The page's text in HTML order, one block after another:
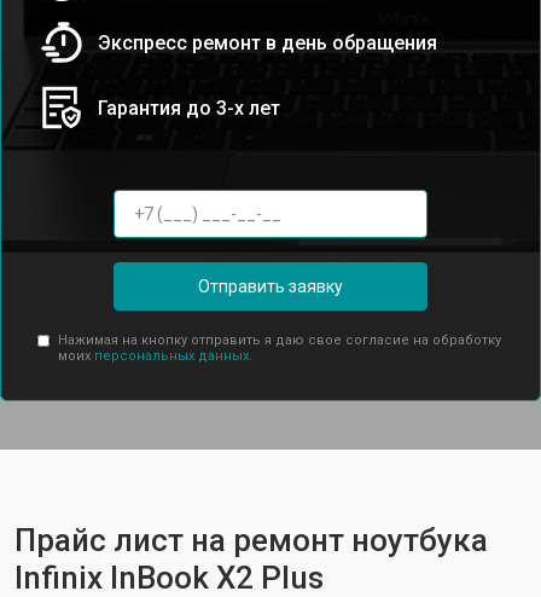
Экспресс ремонт в день обращения
Гарантия до 3-х лет
Отправить заявку
Нажимая на кнопку отправить я даю свое согласие на обработку
моих персональных данных.
Прайс лист на ремонт ноутбука
Infinix InBook X2 Plus